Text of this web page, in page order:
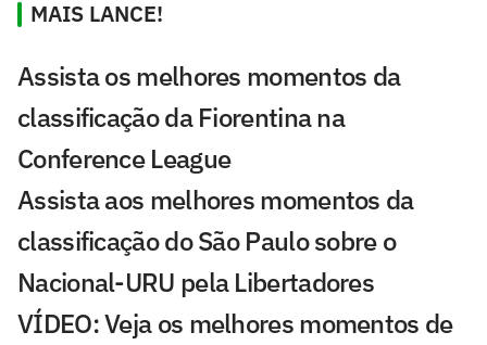
MAIS LANCE!
Assista os melhores momentos da
classificação da Fiorentina na
Conference League
Assista aos melhores momentos da
classificação do São Paulo sobre o
Nacional-URU pela Libertadores
VÍDEO: Veja os melhores momentos de